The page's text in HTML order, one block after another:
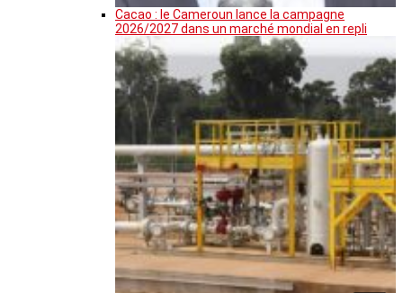
Cacao : le Cameroun lance la campagne
2026/2027 dans un marché mondial en repli